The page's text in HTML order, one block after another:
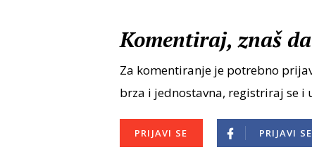
Komentiraj, znaš
Za komentiranje je potrebno
brza i jednostavna, registriraj se i
PRIJAVI SE PRIJAVI SE